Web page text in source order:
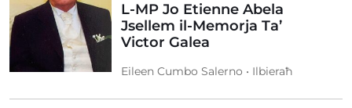
L-MP Jo Etienne Abela
Jsellem il-Memorja Ta’
Victor Galea
Eileen Cumbo Salerno • Ilbieraħ